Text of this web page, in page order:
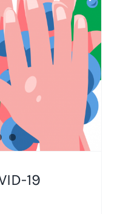
19